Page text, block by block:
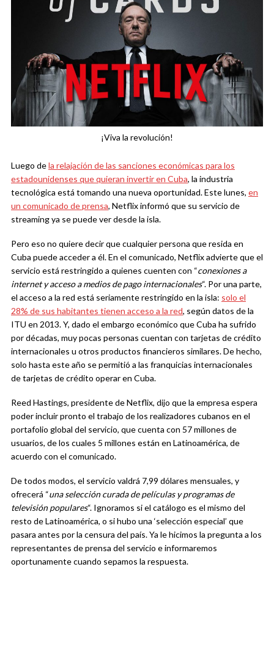
¡Viva la revolución!
Luego dela relajación de las sanciones económicas para los
estadounidenses que quieran invertir en Cuba, la industria
tecnológica está tomando una nueva oportunidad. Este lunes, en
un comunicado de prensa, Netflix informó que su servicio de
streaming ya se puede ver desde la isla.
Pero eso no quiere decir que cualquier persona que resida en
Cuba puede acceder a él. En el comunicado, Netflix advierte que el
servicio está restringido a quienes cuenten con “conexiones a
internet y acceso a medios de pago internacionales“. Por una parte,
el acceso a la red está seriamente restringido en la isla: solo el
28% de sus habitantes tienen acceso a la red, según datos de la
ITU en 2013. Y, dado el embargo económico que Cuba ha sufrido
por décadas, muy pocas personas cuentan con tarjetas de crédito
internacionales u otros productos financieros similares. De hecho,
solo hasta este año se permitió a las franquicias internacionales
de tarjetas de crédito operar en Cuba.
Reed Hastings, presidente de Netflix, dijo que la empresa espera
poder incluir pronto el trabajo de los realizadores cubanos en el
portafolio global del servicio, que cuenta con 57 millones de
usuarios, de los cuales 5 millones están en Latinoamérica, de
acuerdo con el comunicado.
De todos modos, el servicio valdrá 7,99 dólares mensuales, y
ofrecerá “una selección curada de películas y programas de
televisión populares“. Ignoramos si el catálogo es el mismo del
resto de Latinoamérica, o si hubo una ‘selección especial’ que
pasara antes por la censura del país. Ya le hicimos la pregunta a los
representantes de prensa del servicio e informaremos
oportunamente cuando sepamos la respuesta.